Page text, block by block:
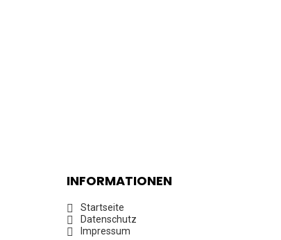
INFORMATIONEN
Startseite
Datenschutz
Impressum